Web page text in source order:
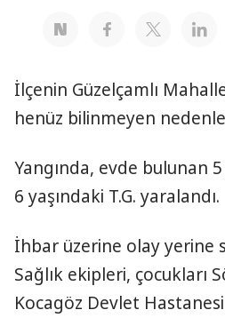
İlçenin Güzelçamlı
henüz bilinmeyen nedenle
Yangında, evde bulunan
6 yaşındaki T.G. yaralandı.
İhbar üzerine olay yerine
Sağlık ekipleri, çocukları
Kocagöz Devlet